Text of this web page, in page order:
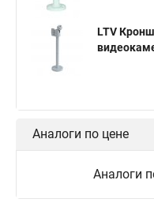
LTV
Аналоги по цене
Аналоги